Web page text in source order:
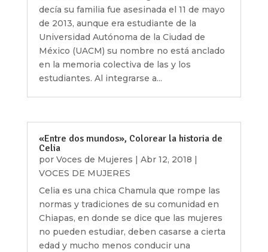
decía su familia fue asesinada el 11 de mayo
de 2013, aunque era estudiante de la
Universidad Autónoma de la Ciudad de
México (UACM) su nombre no está anclado
en la memoria colectiva de las y los
estudiantes. Al integrarse a...
«Entre dos mundos», Colorear la historia de
Celia
por Voces de Mujeres Abr 12, 2018
VOCES DE MUJERES
Celia es una chica Chamula que rompe las
normas y tradiciones de su comunidad en
Chiapas, en donde se dice que las mujeres
no pueden estudiar, deben casarse a cierta
edad y mucho menos conducir una